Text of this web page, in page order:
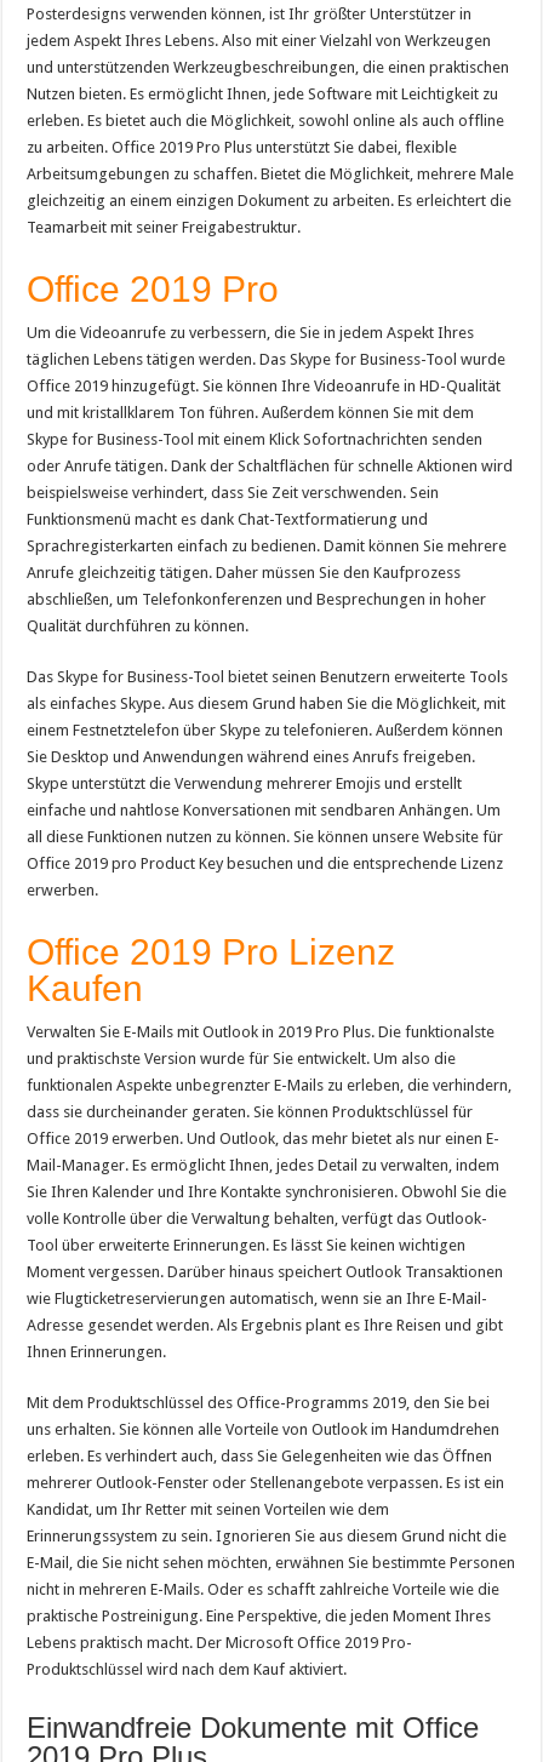
Posterdesigns verwenden können, ist Ihr größter Unterstützer in
jedem Aspekt Ihres Lebens. Also mit einer Vielzahl von Werkzeugen
und unterstützenden Werkzeugbeschreibungen, die einen praktischen
Nutzen bieten. Es ermöglicht Ihnen, jede Software mit Leichtigkeit zu
erleben. Es bietet auch die Möglichkeit, sowohl online als auch offline
zu arbeiten. Office 2019 Pro Plus unterstützt Sie dabei, flexible
Arbeitsumgebungen zu schaffen. Bietet die Möglichkeit, mehrere Male
gleichzeitig an einem einzigen Dokument zu arbeiten. Es erleichtert die
Teamarbeit mit seiner Freigabestruktur.
Office 2019 Pro
Um die Videoanrufe zu verbessern, die Sie in jedem Aspekt Ihres
täglichen Lebens tätigen werden. Das Skype for Business-Tool wurde
Office 2019 hinzugefügt. Sie können Ihre Videoanrufe in HD-Qualität
und mit kristallklarem Ton führen. Außerdem können Sie mit dem
Skype for Business-Tool mit einem Klick Sofortnachrichten senden
oder Anrufe tätigen. Dank der Schaltflächen für schnelle Aktionen wird
beispielsweise verhindert, dass Sie Zeit verschwenden. Sein
Funktionsmenü macht es dank Chat-Textformatierung und
Sprachregisterkarten einfach zu bedienen. Damit können Sie mehrere
Anrufe gleichzeitig tätigen. Daher müssen Sie den Kaufprozess
abschließen, um Telefonkonferenzen und Besprechungen in hoher
Qualität durchführen zu können.
Das Skype for Business-Tool bietet seinen Benutzern erweiterte Tools
als einfaches Skype. Aus diesem Grund haben Sie die Möglichkeit, mit
einem Festnetztelefon über Skype zu telefonieren. Außerdem können
Sie Desktop und Anwendungen während eines Anrufs freigeben.
Skype unterstützt die Verwendung mehrerer Emojis und erstellt
einfache und nahtlose Konversationen mit sendbaren Anhängen. Um
all diese Funktionen nutzen zu können. Sie können unsere Website für
Office 2019 pro Product Key besuchen und die entsprechende Lizenz
erwerben.
Office 2019 Pro Lizenz
Kaufen
Verwalten Sie E-Mails mit Outlook in 2019 Pro Plus. Die funktionalste
und praktischste Version wurde für Sie entwickelt. Um also die
funktionalen Aspekte unbegrenzter E-Mails zu erleben, die verhindern,
dass sie durcheinander geraten. Sie können Produktschlüssel für
Office 2019 erwerben. Und Outlook, das mehr bietet als nur einen E-
Mail-Manager. Es ermöglicht Ihnen, jedes Detail zu verwalten, indem
Sie Ihren Kalender und Ihre Kontakte synchronisieren. Obwohl Sie die
volle Kontrolle über die Verwaltung behalten, verfügt das Outlook-
Tool über erweiterte Erinnerungen. Es lässt Sie keinen wichtigen
Moment vergessen. Darüber hinaus speichert Outlook Transaktionen
wie Flugticketreservierungen automatisch, wenn sie an Ihre E-Mail-
Adresse gesendet werden. Als Ergebnis plant es Ihre Reisen und gibt
Ihnen Erinnerungen.
Mit dem Produktschlüssel des Office-Programms 2019, den Sie bei
uns erhalten. Sie können alle Vorteile von Outlook im Handumdrehen
erleben. Es verhindert auch, dass Sie Gelegenheiten wie das Öffnen
mehrerer Outlook-Fenster oder Stellenangebote verpassen. Es ist ein
Kandidat, um Ihr Retter mit seinen Vorteilen wie dem
Erinnerungssystem zu sein. Ignorieren Sie aus diesem Grund nicht die
E-Mail, die Sie nicht sehen möchten, erwähnen Sie bestimmte Personen
nicht in mehreren E-Mails. Oder es schafft zahlreiche Vorteile wie die
praktische Postreinigung. Eine Perspektive, die jeden Moment Ihres
Lebens praktisch macht. Der Microsoft Office 2019 Pro-
Produktschlüssel wird nach dem Kauf aktiviert.
Einwandfreie Dokumente mit Office